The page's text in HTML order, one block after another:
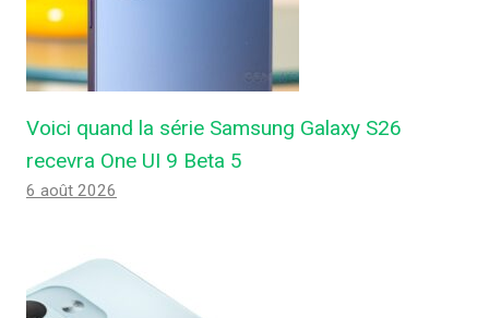
Voici quand la série Samsung Galaxy S26
recevra One UI 9 Beta 5
6 août 2026